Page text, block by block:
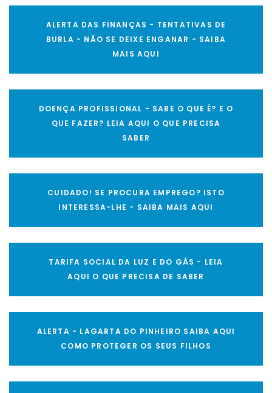
ALERTA DAS FINANÇAS - TENTATIVAS DE
BURLA - NÃO SE DEIXE ENGANAR - SAIBA
MAIS AQUI
DOENÇA PROFISSIONAL - SABE O QUE É? E O
QUE FAZER? LEIA AQUI O QUE PRECISA
SABER
CUIDADO! SE PROCURA EMPREGO? ISTO
INTERESSA-LHE - SAIBA MAIS AQUI
TARIFA SOCIAL DA LUZ E DO GÁS - LEIA
AQUI O QUE PRECISA DE SABER
ALERTA - LAGARTA DO PINHEIRO SAIBA AQUI
COMO PROTEGER OS SEUS FILHOS